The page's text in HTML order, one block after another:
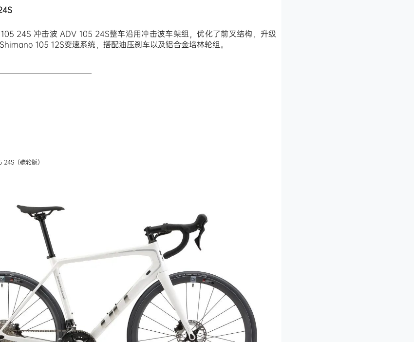
24S 冲击波 ADV 105 24S整车沿用冲击波车架组，优化了前叉结构，升级
105 12S变速系统，搭配油压刹车以及铝合金培林轮组。
（碳轮版）